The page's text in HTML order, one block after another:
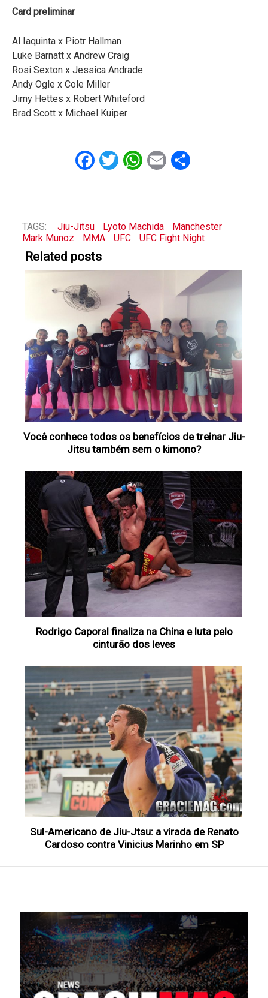
Card preliminar
Al Iaquinta x Piotr Hallman
Luke Barnatt x Andrew Craig
Rosi Sexton x Jessica Andrade
Andy Ogle x Cole Miller
Jimy Hettes x Robert Whiteford
Brad Scott x Michael Kuiper
Facebook
Twitter
WhatsApp
EmailShare
TAGS: Jiu-Jitsu Lyoto Machida
Manchester
Mark Munoz
MMA UFC UFC Fight Night
Related posts
Você conhece todos os benefícios de treinar Jiu-
Jitsu também sem o kimono?
Rodrigo Caporal finaliza na China e luta pelo
cinturão dos leves
Sul-Americano de Jiu-Jtsu: a virada de Renato
Cardoso contra Vinicius Marinho em SP